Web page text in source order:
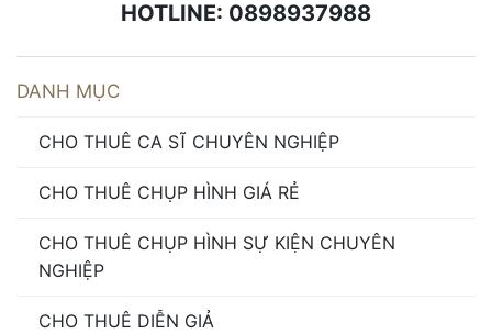
HOTLINE: 0898937988
DANH MỤC
CHO THUÊ CA SĨ CHUYÊN NGHIỆP
CHO THUÊ CHỤP HÌNH GIÁ RẺ
CHO THUÊ CHỤP HÌNH SỰ KIỆN CHUYÊN
NGHIỆP
CHO THUÊ DIỄN GIẢ